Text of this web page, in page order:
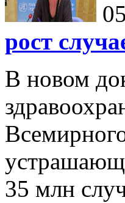
рост
В новом
35 млн